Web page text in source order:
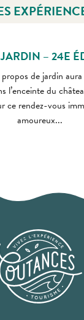
– 24E
de jardin
l’enceinte du
ce rendez-vous
amoureux...